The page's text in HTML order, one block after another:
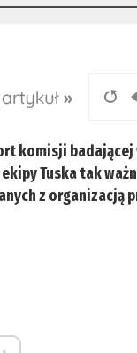
komisji badającej
Tuska tak
z organizacją